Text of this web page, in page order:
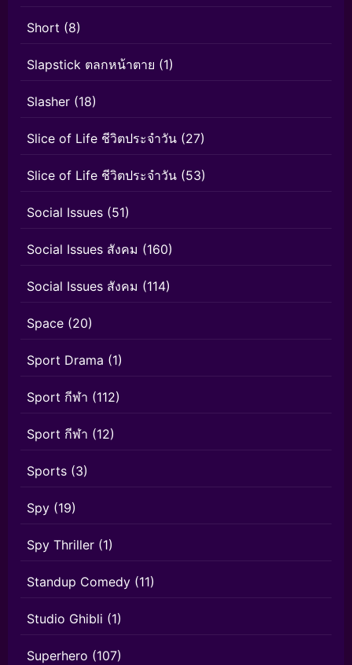
Short (8)
Slapstick ตลกหน้าตาย (1)
Slasher (18)
Slice of Life ชีวิตประจำวัน (27)
Slice of Life ชีวิตประจำวัน (53)
Social Issues (51)
Social Issues สังคม (160)
Social Issues สังคม (114)
Space (20)
Sport Drama (1)
Sport กีฬา (112)
Sport กีฬา (12)
Sports (3)
Spy (19)
Spy Thriller (1)
Standup Comedy (11)
Studio Ghibli (1)
Superhero (107)